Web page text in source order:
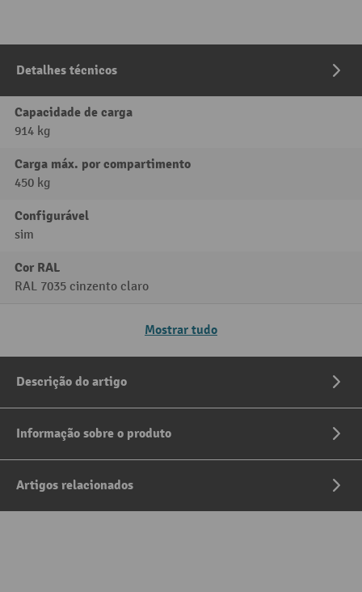
Detalhes técnicos
Capacidade de carga
914 kg
Carga máx. por compartimento
450 kg
Configurável
sim
Cor RAL
RAL 7035 cinzento claro
Mostrar tudo
Descrição do artigo
Informação sobre o produto
Artigos relacionados